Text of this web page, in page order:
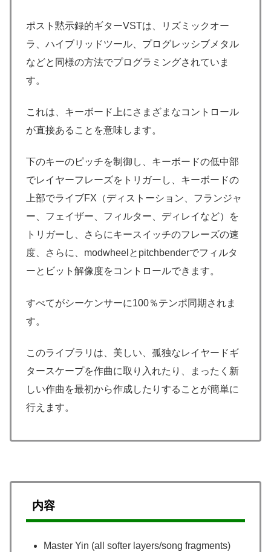
ポスト黙示録的ギターVSTは、リズミックオー
ラ、ハイブリッドツール、プログレッシブメタル
などと同様の方法でプログラミングされていま
す。
これは、キーボード上にさまざまなコントロール
が直接あることを意味します。
下のキーのピッチを制御し、キーボードの低中部
でレイヤーフレーズをトリガーし、キーボードの
上部でライブFX（ディストーション、フランジャ
ー、フェイザー、フィルター、ディレイなど）を
トリガーし、さらにキースイッチのフレーズの速
度、さらに、modwheelとpitchbenderでフィルタ
ーとビット解像度をコントロールできます。
すべてがシーケンサーに100％テンポ同期されま
す。
このライブラリは、美しい、孤独なレイヤードギ
タースケープを作曲に取り入れたり、まったく新
しい作曲を最初から作成したりすることが簡単に
行えます。
内容
Master Yin (all softer layers/song fragments)